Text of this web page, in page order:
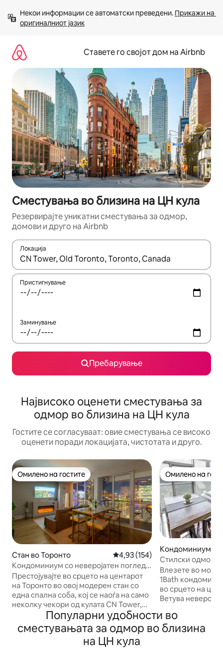
содржина
Некои информации се автоматски преведени. Прикажи на
оригиналниот јазик
Ставете го својот дом на Airbnb
Сместувања во близина на ЦН кула
Резервирајте уникатни сместувања за одмор,
домови и друго на Airbnb
Локација
Кога резултатите се достапни, движете се со копчињата
Пристигнување
Заминување
Пребарување
Највисоко оценети сместувања за
одмор во близина на ЦН кула
Гостите се согласуваат: овие сместувања се високо
оценети поради локацијата, чистотата и друго.
Омилено на гостите
Омилено на гостите
Стан во Торонто Просечна оцена: 4,93 од 5,
4,93 (154)
Кондоминиум со неверојатен поглед
на хоризонтот, на неколку чекори од
CN Tower
Престојувајте во срцето на центарот
на Торонто во овој модерен стан со
една спална соба, кој се наоѓа на само
неколку чекори од кулата CN Tower,
стадионот Rogers Centre и
крајбрежјето. Сместувањето има
удобен брачен кревет (широк 150 –
179 см) во спалната соба и кауч на
Омилено на
Омилено на
Кондоминиум во
Стилски одмор
кон CN кулата и
Влезете во
1Bath
во срцето на
Ветува
живописното
Истражете го
Популарни удобности во
сместувањата за одмор во близина
на ЦН кула